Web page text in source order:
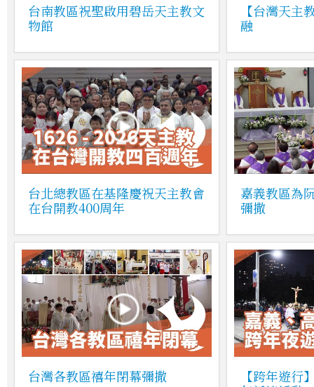
台南教區祝聖啟用碧岳天主教文
物館
【台灣天主
融
台北總教區在基隆慶祝天主教會
在台開教400周年
嘉義教區為
彌撒
台灣各教區禧年閉幕彌撒
【跨年遊行